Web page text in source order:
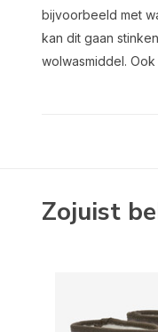
bijvoorbeeld met
kan dit gaan
wolwasmiddel.
Zojuist